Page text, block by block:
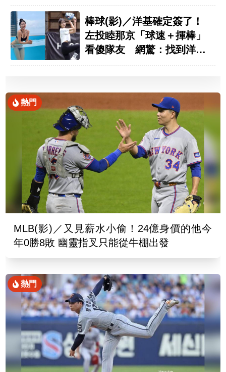
棒球(影)／洋基確定簽了！
左投睦那京「球速＋揮棒」
看傻隊友 網驚：找到洋投
熱門
MLB(影)／又見薪水小偷！24億身價的他今
年0勝8敗 幽靈指叉只能從牛棚出發
熱門